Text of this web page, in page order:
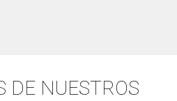
DE NUESTROS